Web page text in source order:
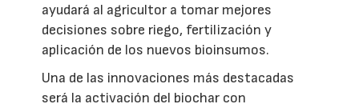
ayudará al agricultor a tomar mejores
decisiones sobre riego, fertilización y
aplicación de los nuevos bioinsumos.
Una de las innovaciones más destacadas
será la activación del biochar con